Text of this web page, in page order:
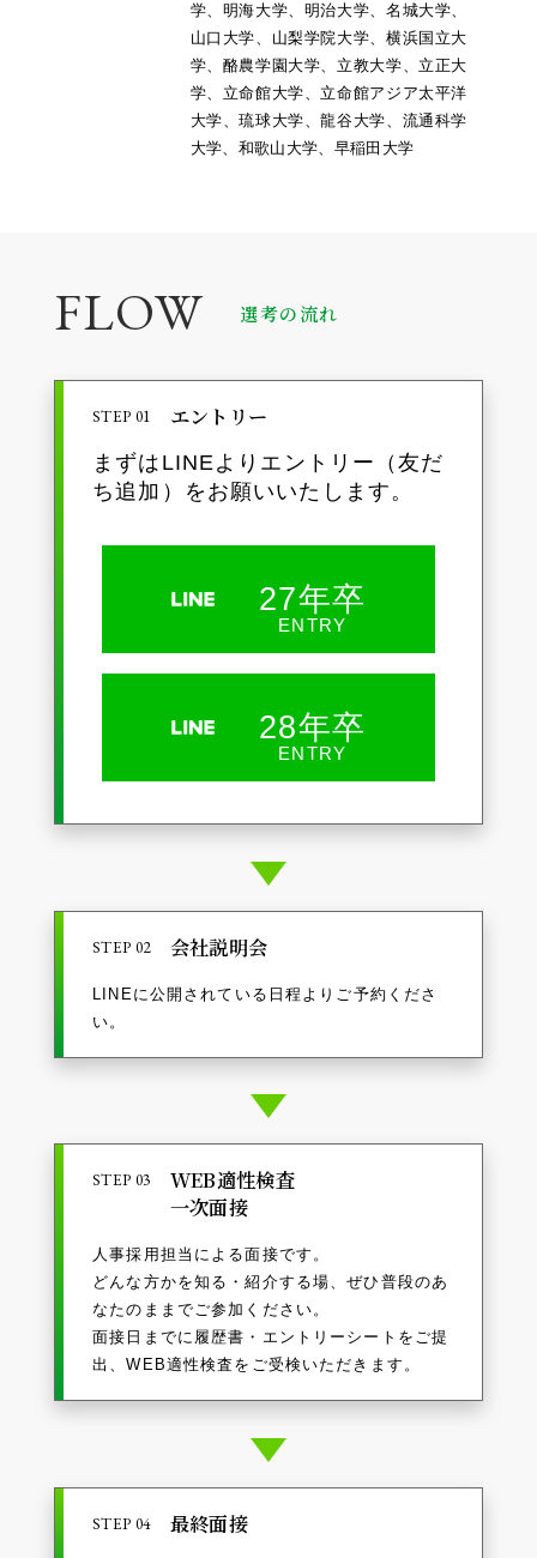
学、明海大学、明治大学、名城大学、
山口大学、山梨学院大学、横浜国立大
学、酪農学園大学、立教大学、立正大
学、立命館大学、立命館アジア太平洋
大学、琉球大学、龍谷大学、流通科学
大学、和歌山大学、早稲田大学
FLOW 選考の流れ
STEP 01 エントリー
まずはLINEよりエントリー（友だ
ち追加）をお願いいたします。
27年卒
ENTRY
28年卒
ENTRY
STEP 02 会社説明会
LINEに公開されている日程よりご予約くださ
い。
STEP 03
WEB適性検査
一次面接
人事採用担当による面接です。
どんな方かを知る・紹介する場、ぜひ普段のあ
なたのままでご参加ください。
面接日までに履歴書・エントリーシートをご提
出、WEB適性検査をご受検いただきます。
STEP 04 最終面接